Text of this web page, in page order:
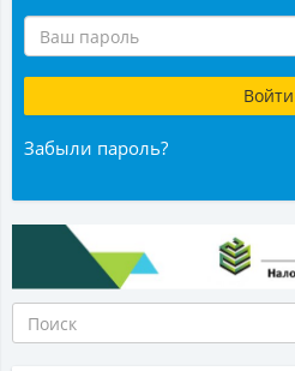
Забыли пароль?